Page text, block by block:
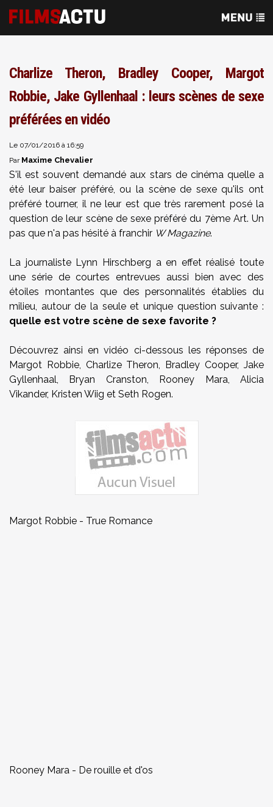
Charlize Theron, Bradley Cooper, Margot
Robbie, Jake Gyllenhaal : leurs scènes de sexe
préférées en vidéo
Le 07/01/2016 à 16:59
Par Maxime Chevalier
S'il est souvent demandé aux stars de cinéma quelle a
été leur baiser préféré, ou la scène de sexe qu'ils ont
préféré tourner, il ne leur est que très rarement posé la
question de leur scène de sexe préféré du 7ème Art. Un
pas que n'a pas hésité à franchir W Magazine.
La journaliste Lynn Hirschberg a en effet réalisé toute
une série de courtes entrevues aussi bien avec des
étoiles montantes que des personnalités établies du
milieu, autour de la seule et unique question suivante :
quelle est votre scène de sexe favorite ?
Découvrez ainsi en vidéo ci-dessous les réponses de
Margot Robbie, Charlize Theron, Bradley Cooper, Jake
Gyllenhaal, Bryan Cranston, Rooney Mara, Alicia
Vikander, Kristen Wiig et Seth Rogen.
Margot Robbie - True Romance
Rooney Mara - De rouille et d'os